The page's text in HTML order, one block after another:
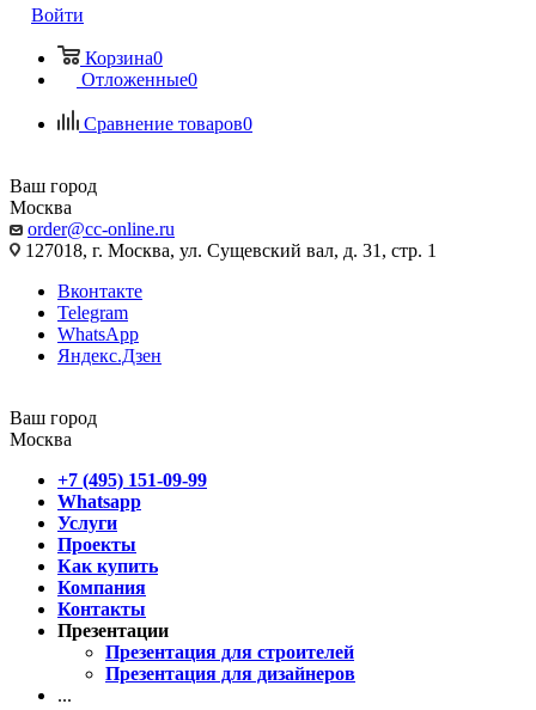
Войти
Корзина0
Отложенные0
Сравнение товаров0
Ваш город
Москва
order@cc-online.ru
127018, г. Москва, ул. Сущевский вал, д. 31, стр. 1
Вконтакте
Telegram
WhatsApp
Яндекс.Дзен
Ваш город
Москва
+7 (495) 151-09-99
Whatsapp
Услуги
Проекты
Как купить
Компания
Контакты
Презентации
Презентация для строителей
Презентация для дизайнеров
...